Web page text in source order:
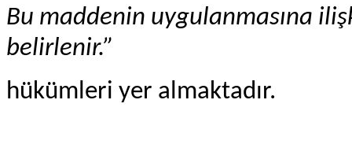
Bu maddenin uygulanmasına
belirlenir.”
hükümleri yer almaktadır.